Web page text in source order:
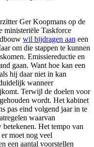
Ger Koopmans op de
ministeriële Taskforce
wil bijdragen aan een
om die stappen te kunnen
Emissiereductie en
gaan. Want hoe kan een
hij daar niet in kan
wanneer
Terwijl de doelen voor
wordt. Het kabinet
pas eind volgend jaar in te
waarvan
Het tempo van
moet nog veel
een aantal voorstellen